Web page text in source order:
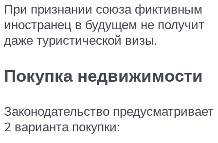
При признании союза фиктивным
иностранец в будущем не получит
даже туристической визы.
Покупка недвижимости
Законодательство предусматривает
2 варианта покупки: